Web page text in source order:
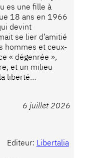
es une fille à
18 ans en 1966
devint
se lier d’amitié
hommes et ceux-
« dégenrée »,
et un milieu
liberté…
6 juillet 2026
Editeur: Libertalia